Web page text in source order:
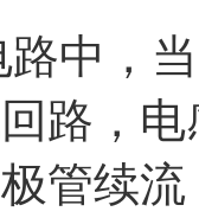
中，
路，
管续